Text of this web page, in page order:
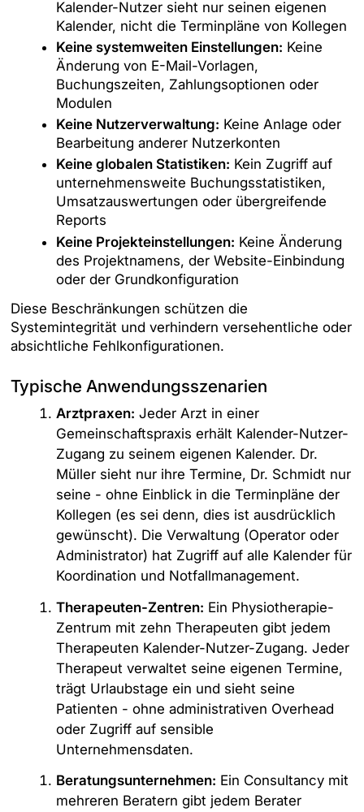
Kalender-Nutzer sieht nur seinen eigenen
Kalender, nicht die Terminpläne von Kollegen
Keine systemweiten Einstellungen: Keine
Änderung von E-Mail-Vorlagen,
Buchungszeiten, Zahlungsoptionen oder
Modulen
Keine Nutzerverwaltung: Keine Anlage oder
Bearbeitung anderer Nutzerkonten
Keine globalen Statistiken: Kein Zugriff auf
unternehmensweite Buchungsstatistiken,
Umsatzauswertungen oder übergreifende
Reports
Keine Projekteinstellungen: Keine Änderung
des Projektnamens, der Website-Einbindung
oder der Grundkonfiguration
Diese Beschränkungen schützen die
Systemintegrität und verhindern versehentliche oder
absichtliche Fehlkonfigurationen.
Typische Anwendungsszenarien
Arztpraxen: Jeder Arzt in einer
Gemeinschaftspraxis erhält Kalender-Nutzer-
Zugang zu seinem eigenen Kalender. Dr.
Müller sieht nur ihre Termine, Dr. Schmidt nur
seine - ohne Einblick in die Terminpläne der
Kollegen (es sei denn, dies ist ausdrücklich
gewünscht). Die Verwaltung (Operator oder
Administrator) hat Zugriff auf alle Kalender für
Koordination und Notfallmanagement.
Therapeuten-Zentren: Ein Physiotherapie-
Zentrum mit zehn Therapeuten gibt jedem
Therapeuten Kalender-Nutzer-Zugang. Jeder
Therapeut verwaltet seine eigenen Termine,
trägt Urlaubstage ein und sieht seine
Patienten - ohne administrativen Overhead
oder Zugriff auf sensible
Unternehmensdaten.
Beratungsunternehmen: Ein Consultancy mit
mehreren Beratern gibt jedem Berater